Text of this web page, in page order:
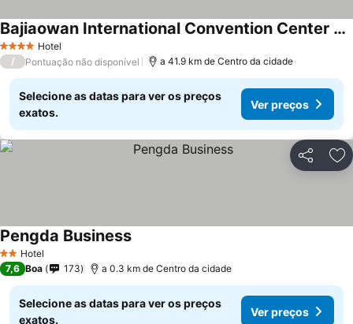
4 EstrelasHotel
Bajiaowan International Convention Center Of Yantai Manting Hotel
/ Pontuação não disponível a 41.9 km de Centro da cidade
Selecione as datas para ver os preços
exatos.
Ver preços
Partilhar
2 Estrelas
Hotel
Pengda Business
7,6 Boa 173 a 0.3 km de Centro da cidade
Selecione as datas para ver os preços
exatos.
Ver preços